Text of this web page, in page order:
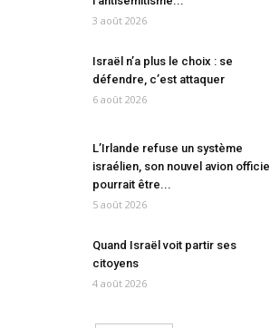
3 août 2026
Israël n’a plus le choix : se
défendre, c’est attaquer
6 août 2026
L’Irlande refuse un système
israélien, son nouvel avion officiel
pourrait être...
5 août 2026
Quand Israël voit partir ses
citoyens
4 août 2026